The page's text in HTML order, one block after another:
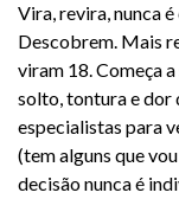
Vira, revira, nunca
Descobrem. Mais
viram 18. Começa
solto, tontura e dor
especialistas para
(tem alguns que
decisão nunca é